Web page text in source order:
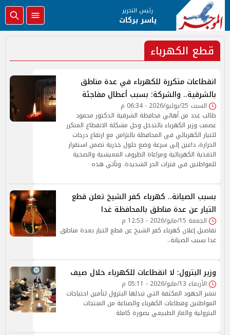
رئيس التحرير
ياسر بركات
قطع الكهرباء
انقطاعات متكررة للكهرباء في عدة مناطق
بالشرقية.. والشركة: بسبب أعطال مفاجئة
السبت 25/يوليو/2026 - 06:34 م
طالب عدد من أهالي محافظة الشرقية الدكتور محمود
عصمت وزير الكهرباء بالتدخل وحل مشكلة الانقطاع المتكرر
للتيار الكهربائي في المحافظة بالتزامن مع ارتفاع درجات
الحرارة، داعين إلى سرعة وضع حلول جذرية تضمن استقرار
التغذية الكهربائية ومراعاة الظروف المعيشية والصحية
للمواطنين في فترات الحر الشديدة. وتأتي هذه
بسبب الصيانة.. كهرباء كفر الشيخ تعلن قطع
التيار عن عدة مناطق بالمحافظة غدا
الجمعة 15/مايو/2026 - 12:53 م
تفاصيل إعلان كهرباء كفر الشيخ عن قطع التيار بعدة مناطق
غدا بسبب الصيانة..
وزير البترول: لا انقطاعات للكهرباء خلال صيف
الأربعاء 13/مايو/2026 - 05:11 م
ننشر الجهود المكثفة التي تبذلها البترول لتأمين احتياجات
المواطنين وقطاعات الكهرباء والصناعة من المنتجات
البترولية والغاز الطبيعي بصورة كاملة